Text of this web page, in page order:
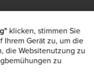
reduzieren
klicken, stimmen Sie
Ihrem Gerät zu, um die
die Websitenutzung zu
zu